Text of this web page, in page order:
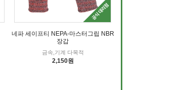
네파 세이프티 NEPA-마스터그립 NBR
장갑
금속,기계 다목적
2,150원